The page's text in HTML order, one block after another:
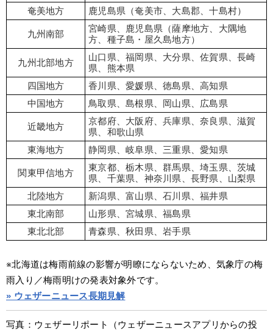
奄美地方
鹿児島県（奄美市、大島郡、十島村）
九州南部
宮崎県、鹿児島県（薩摩地方、大隅地
方、種子島・屋久島地方）
九州北部地方
山口県、福岡県、大分県、佐賀県、長崎
県、熊本県
四国地方
香川県、愛媛県、徳島県、高知県
中国地方
鳥取県、島根県、岡山県、広島県
近畿地方
京都府、大阪府、兵庫県、奈良県、滋賀
県、和歌山県
東海地方
静岡県、岐阜県、三重県、愛知県
関東甲信地方
東京都、栃木県、群馬県、埼玉県、茨城
県、千葉県、神奈川県、長野県、山梨県
北陸地方
新潟県、富山県、石川県、福井県
東北南部
山形県、宮城県、福島県
東北北部
青森県、秋田県、岩手県
※北海道は梅雨前線の影響が明瞭にならないため、気象庁の梅
雨入り／梅雨明けの発表対象外です。
» ウェザーニュース長期見解
写真：ウェザーリポート（ウェザーニュースアプリからの投